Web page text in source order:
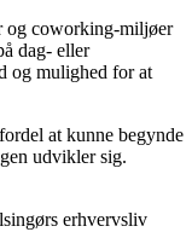
og coworking-miljøer
dag- eller
og mulighed for at
at kunne begynde
udvikler sig.
erhvervsliv